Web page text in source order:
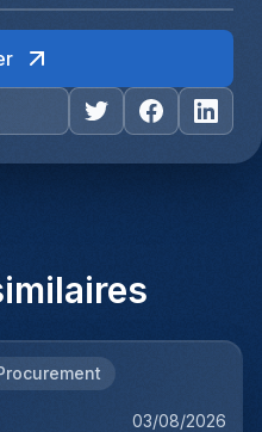
03/08/2026